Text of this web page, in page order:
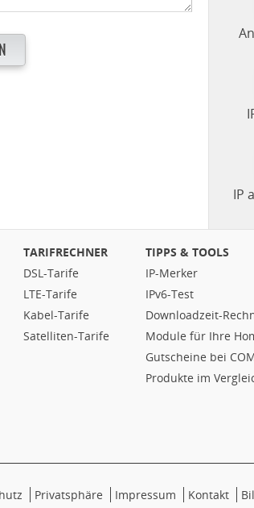
IP
TARIFRECHNER
DSL-Tarife
LTE-Tarife
Kabel-Tarife
Satelliten-Tarife
TIPPS & TOOLS
IP-Merker
IPv6-Test
Downloadzeit-
Module für Ihre
Gutscheine bei
Produkte im
Privatsphäre Impressum Kontakt